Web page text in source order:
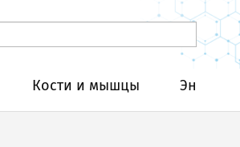
Кости и мышцы